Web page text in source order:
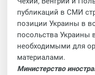
публикаций в СМИ
позиции Украины в
посольства Украины
необходимыми для
материалами.
Министерство